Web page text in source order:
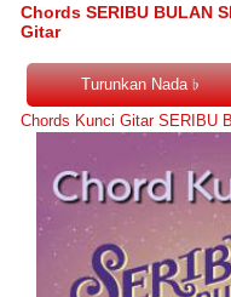
Chords SERIBU BULAN
Gitar
Chords Kunci Gitar SERIBU